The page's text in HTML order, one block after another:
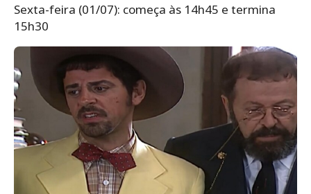
Sexta-feira (01/07): começa às 14h45 e termina
15h30